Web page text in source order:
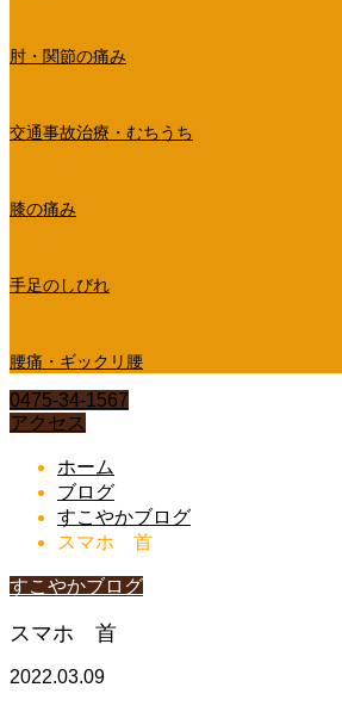
肘・関節の痛み
交通事故治療・むちうち
膝の痛み
手足のしびれ
腰痛・ギックリ腰
0475-34-1567
アクセス
ホーム
ブログ
すこやかブログ
スマホ 首
すこやかブログ
スマホ 首
2022.03.09